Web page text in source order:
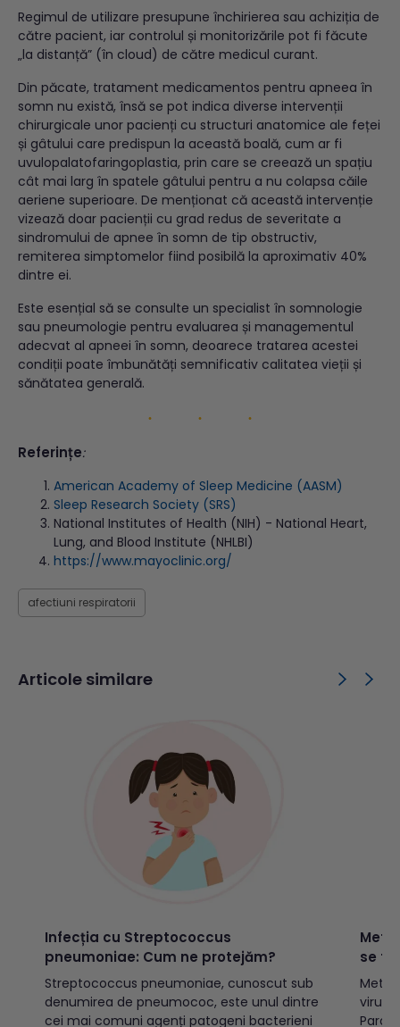
Regimul de utilizare presupune închirierea sau achiziția de
către pacient, iar controlul și monitorizările pot fi făcute
„la distanță” (în cloud) de către medicul curant.
Din păcate, tratament medicamentos pentru apneea în
somn nu există, însă se pot indica diverse intervenții
chirurgicale unor pacienți cu structuri anatomice ale feței
și gâtului care predispun la această boală, cum ar fi
uvulopalatofaringoplastia, prin care se creează un spațiu
cât mai larg în spatele gâtului pentru a nu colapsa căile
aeriene superioare. De menționat că această intervenție
vizează doar pacienții cu grad redus de severitate a
sindromului de apnee în somn de tip obstructiv,
remiterea simptomelor fiind posibilă la aproximativ 40%
dintre ei.
Este esențial să se consulte un specialist în somnologie
sau pneumologie pentru evaluarea și managementul
adecvat al apneei în somn, deoarece tratarea acestei
condiții poate îmbunătăți semnificativ calitatea vieții și
sănătatea generală.
Referințe:
American Academy of Sleep Medicine (AASM)
Sleep Research Society (SRS)
National Institutes of Health (NIH) - National Heart,
Lung, and Blood Institute (NHLBI)
https://www.mayoclinic.org/
afectiuni respiratorii
Articole similare
Infecția cu Streptococcus
pneumoniae: Cum ne protejăm?
Streptococcus pneumoniae, cunoscut sub
denumirea de pneumococ, este unul dintre
cei mai comuni agenți patogeni bacterieni
se
virus